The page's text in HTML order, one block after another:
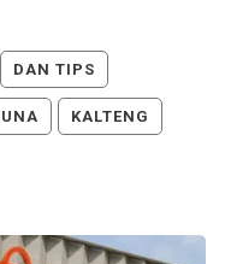
DAN TIPS
KALTENG